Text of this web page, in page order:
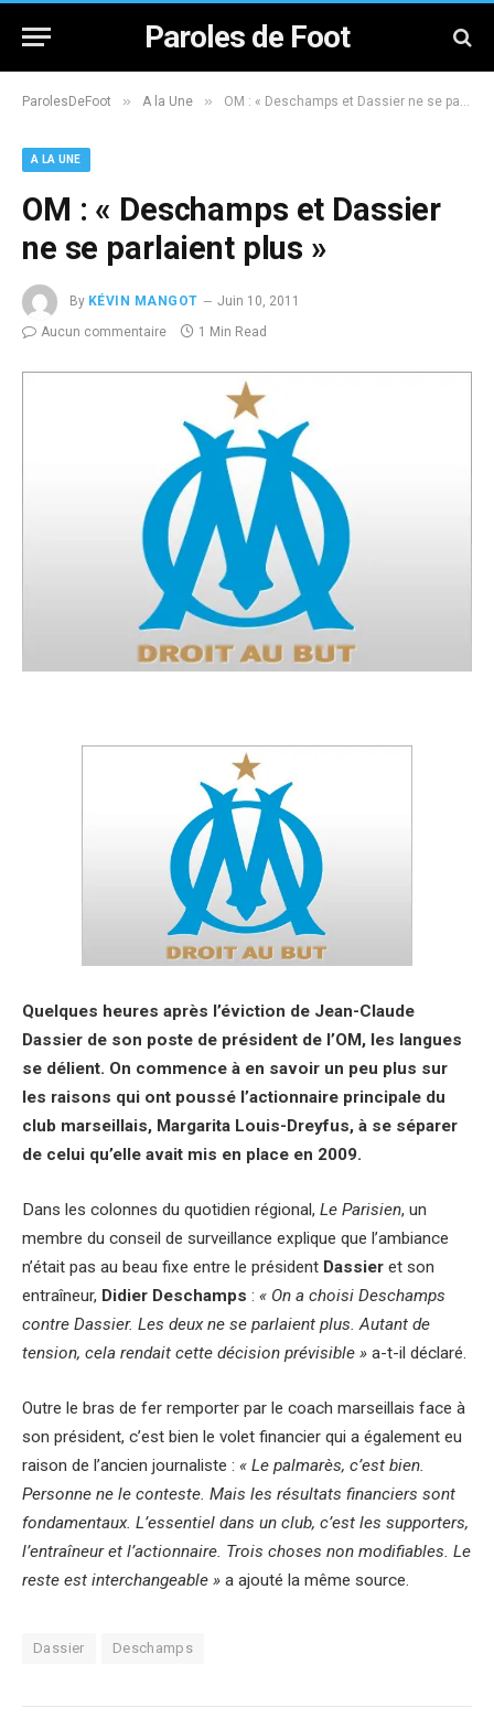
Paroles de Foot
ParolesDeFoot » A la Une » OM : « Deschamps et Dassier ne se parlaient plus »
A LA UNE
OM : « Deschamps et Dassier
ne se parlaient plus »
By KÉVIN MANGOT
Juin 10, 2011
Aucun commentaire
1 Min Read
Quelques heures après l’éviction de Jean-Claude
Dassier de son poste de président de l’OM, les langues
se délient. On commence à en savoir un peu plus sur
les raisons qui ont poussé l’actionnaire principale du
club marseillais, Margarita Louis-Dreyfus, à se séparer
de celui qu’elle avait mis en place en 2009.
Dans les colonnes du quotidien régional, Le Parisien, un
membre du conseil de surveillance explique que l’ambiance
n’était pas au beau fixe entre le président Dassier et son
entraîneur, Didier Deschamps : « On a choisi Deschamps
contre Dassier. Les deux ne se parlaient plus. Autant de
tension, cela rendait cette décision prévisible » a-t-il déclaré.
Outre le bras de fer remporter par le coach marseillais face à
son président, c’est bien le volet financier qui a également eu
raison de l’ancien journaliste : « Le palmarès, c’est bien.
Personne ne le conteste. Mais les résultats financiers sont
fondamentaux. L’essentiel dans un club, c’est les supporters,
l’entraîneur et l’actionnaire. Trois choses non modifiables. Le
reste est interchangeable » a ajouté la même source.
Dassier Deschamps